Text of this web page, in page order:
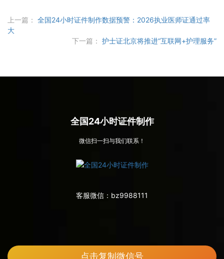
上一篇： 全国24小时证件制作数据预警：2026执业医师证通过率
大
下一篇： 护士证北京将推进“互联网+护理服务”
全国24小时证件制作
微信扫一扫与我们联系！
客服微信： bz9988111
点击复制微信号